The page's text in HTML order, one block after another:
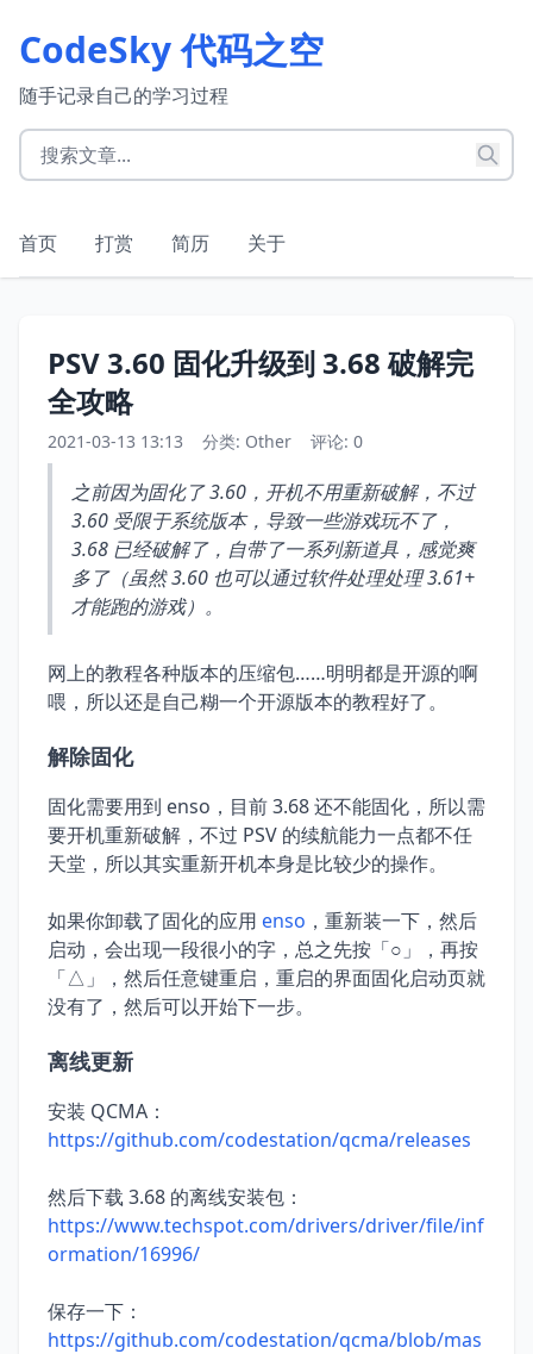
CodeSky 代码之空
随手记录自己的学习过程
首页 打赏 简历 关于
PSV 3.60 固化升级到 3.68 破解完
全攻略
2021-03-13 13:13 分类: Other 评论: 0
之前因为固化了 3.60，开机不用重新破解，不过
3.60 受限于系统版本，导致一些游戏玩不了，
3.68 已经破解了，自带了一系列新道具，感觉爽
多了（虽然 3.60 也可以通过软件处理处理 3.61+
才能跑的游戏）。
网上的教程各种版本的压缩包……明明都是开源的啊
喂，所以还是自己糊一个开源版本的教程好了。
解除固化
固化需要用到 enso，目前 3.68 还不能固化，所以需
要开机重新破解，不过 PSV 的续航能力一点都不任
天堂，所以其实重新开机本身是比较少的操作。
如果你卸载了固化的应用 enso ，重新装一下，然后
启动，会出现一段很小的字，总之先按「○」，再按
「△」，然后任意键重启，重启的界面固化启动页就
没有了，然后可以开始下一步。
离线更新
安装 QCMA：
https://github.com/codestation/qcma/releases
然后下载 3.68 的离线安装包：
https://www.techspot.com/drivers/driver/file/inf
ormation/16996/
保存一下：
https://github.com/codestation/qcma/blob/mas